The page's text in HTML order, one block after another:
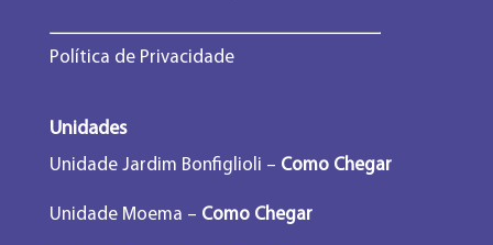
Política de Privacidade
Unidades
Unidade Jardim Bonfiglioli – Como Chegar
Unidade Moema – Como Chegar